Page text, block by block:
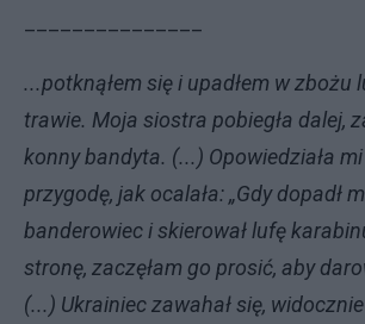
...potknąłem się i upadłem w zbożu
trawie. Moja siostra pobiegła dalej,
konny bandyta. (...) Opowiedziała
przygodę, jak ocalała: „Gdy dopadł
banderowiec i skierował lufę
stronę, zaczęłam go prosić, aby
(...) Ukrainiec zawahał się,